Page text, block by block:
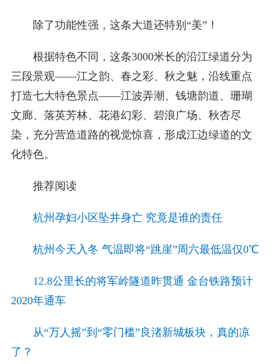
除了功能性强，这条大道还特别“美”！
根据特色不同，这条3000米长的沿江绿道分为
三段景观——江之韵、春之彩、秋之魅，沿线重点
打造七大特色景点——江波弄潮、钱塘韵道、珊瑚
文廊、落英芳林、花港幻彩、碧浪广场、秋杏尽
染，充分营造道路的视觉惊喜，形成江边绿道的文
化特色。
推荐阅读
杭州孕妇小区坠井身亡 究竟是谁的责任
杭州今天入冬 气温即将“跳崖”周六最低温仅0℃
12.8公里长的将军岭隧道昨贯通 金台铁路预计
2020年通车
从“万人摇”到“零门槛”良渚新城板块，真的凉
了？